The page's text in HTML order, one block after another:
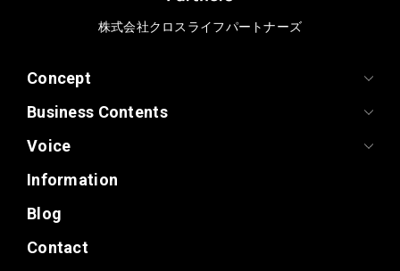
株式会社クロスライフパートナーズ
Concept
Business Contents
Voice
Information
Blog
Contact